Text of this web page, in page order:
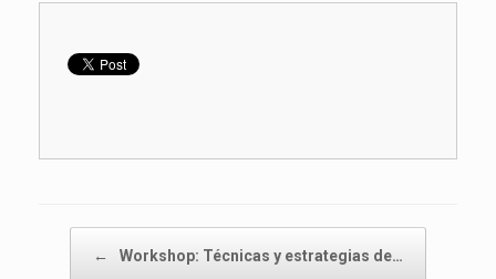
← Workshop: Técnicas y estrategias de…